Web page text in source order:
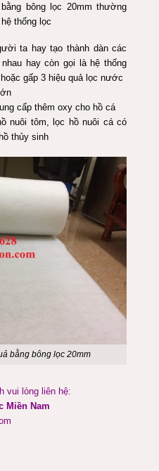
bông lọc 20mm thường
thống lọc
ta hay tạo thành dàn các
hay còn gọi là hệ thống
gấp 3 hiệu quả lọc nước
cấp thêm oxy cho hồ cá
nuôi tôm, lọc hồ nuôi cá có
thủy sinh
bằng bông lọc 20mm
vui lòng liên hệ:
Miền Nam